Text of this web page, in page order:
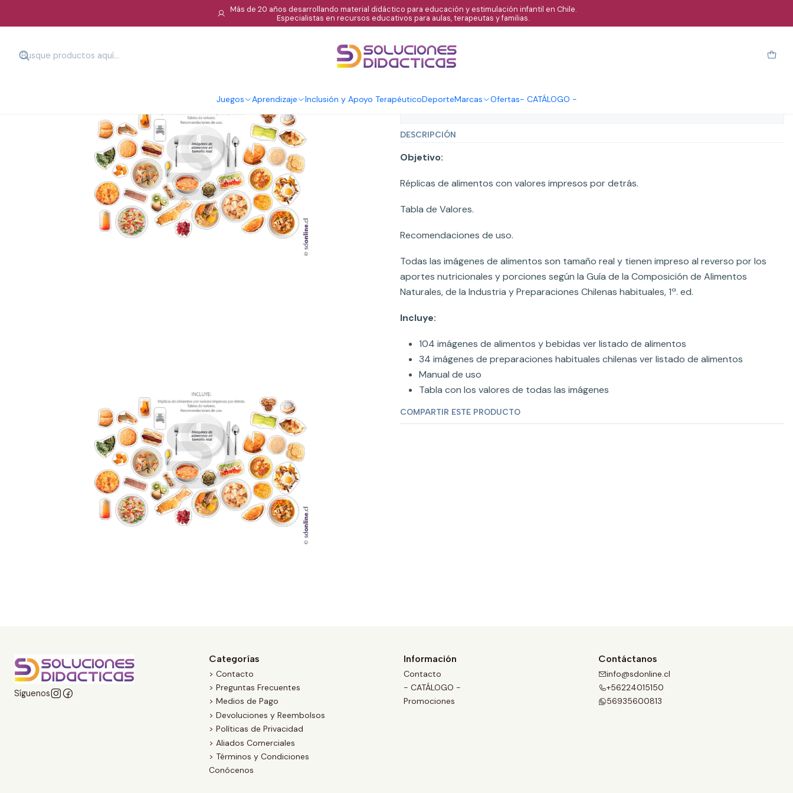
Juegos Aprendizaje Inclusión y Apoyo TerapéuticoDeporteMarcas Ofertas- CATÁLOGO -
Más de 20 años desarrollando material didáctico para educación y estimulación infantil en Chile.
Especialistas en recursos educativos para aulas, terapeutas y familias.
|
Paquete de consultas
DESCRIPCIÓN
Objetivo:
Réplicas de alimentos con valores impresos por detrás.
Tabla de Valores.
Recomendaciones de uso.
Todas las imágenes de alimentos son tamaño real y tienen impreso al reverso por los
aportes nutricionales y porciones según la Guía de la Composición de Alimentos
Naturales, de la Industria y Preparaciones Chilenas habituales, 1ª. ed.
Incluye:
104 imágenes de alimentos y bebidas ver listado de alimentos
34 imágenes de preparaciones habituales chilenas ver listado de alimentos
Manual de uso
Tabla con los valores de todas las imágenes
COMPARTIR ESTE PRODUCTO
Síguenos
Categorías
> Contacto
> Preguntas Frecuentes
> Medios de Pago
> Devoluciones y Reembolsos
> Políticas de Privacidad
> Aliados Comerciales
> Términos y Condiciones
Conócenos
Información
Contacto
- CATÁLOGO -
Promociones
Contáctanos
info@sdonline.cl
+56224015150
56935600813